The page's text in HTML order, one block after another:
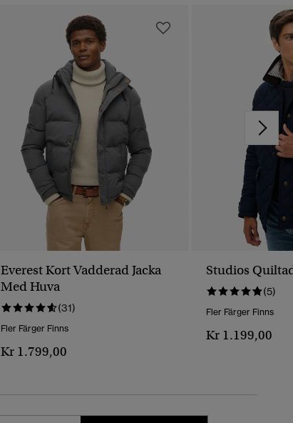
Everest Kort Vadderad Jacka
Med Huva
(31)
Fler Färger Finns
Kr 1.799,00
Studios
(5)
Fler Färger Finns
Kr 1.199,00